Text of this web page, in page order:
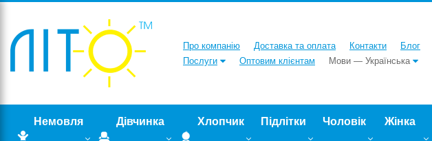
Про компанію Доставка та оплата Контакти
Блог
Послуги
Оптовим клієнтам Мови — Українська
Немовля Дівчинка Хлопчик Підлітки Чоловік Жінка